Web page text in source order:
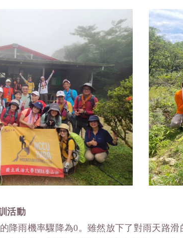
活動
降雨機率驟降為0。雖然放下了對雨天路